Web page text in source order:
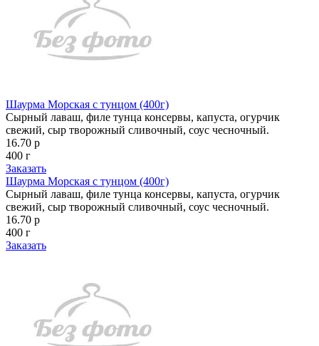
Шаурма Морская с тунцом (400г)
Сырный лаваш, филе тунца консервы, капуста, огурчик
свежий, сыр творожный сливочный, соус чесночный.
16.70 р
400 г
Заказать
Шаурма Морская с тунцом (400г)
Сырный лаваш, филе тунца консервы, капуста, огурчик
свежий, сыр творожный сливочный, соус чесночный.
16.70 р
400 г
Заказать